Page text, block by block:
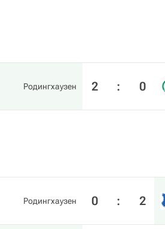
Родингхаузен 2 : 0
Родингхаузен 0 : 2